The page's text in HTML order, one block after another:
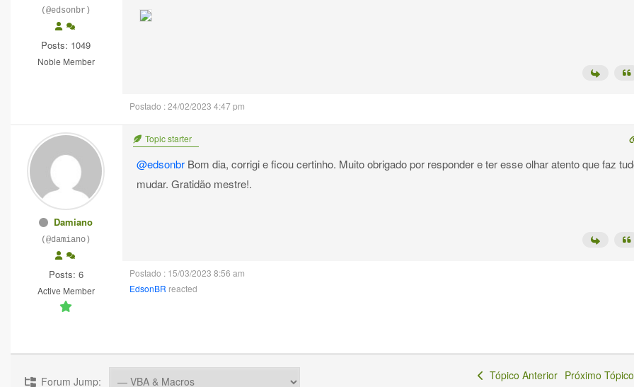
(@edsonbr)
Posts: 1049
Noble Member
Postado : 24/02/2023 4:47 pm
Damiano
(@damiano)
Posts: 6
Active Member
Topic starter
@edsonbr Bom dia, corrigi e ficou certinho. Muito obrigado por responder e ter esse olhar atento que faz
mudar. Gratidão mestre!.
Postado : 15/03/2023 8:56 am
EdsonBR reacted
Forum Jump: Tópico Anterior Próximo